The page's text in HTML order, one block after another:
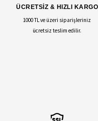
ÜCRETSİZ & HIZLI KARGO
1000 TL ve üzeri siparişleriniz
ücretsiz teslim edilir.